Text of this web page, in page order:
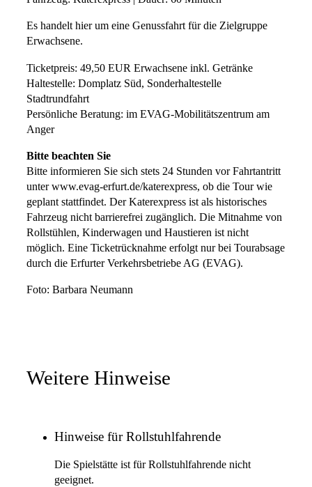
Es handelt hier um eine Genussfahrt für die Zielgruppe
Erwachsene.
Ticketpreis: 49,50 EUR Erwachsene inkl. Getränke
Haltestelle: Domplatz Süd, Sonderhaltestelle
Stadtrundfahrt
Persönliche Beratung: im EVAG-Mobilitätszentrum am
Anger
Bitte beachten Sie
Bitte informieren Sie sich stets 24 Stunden vor Fahrtantritt
unter www.evag-erfurt.de/katerexpress, ob die Tour wie
geplant stattfindet. Der Katerexpress ist als historisches
Fahrzeug nicht barrierefrei zugänglich. Die Mitnahme von
Rollstühlen, Kinderwagen und Haustieren ist nicht
möglich. Eine Ticketrücknahme erfolgt nur bei Tourabsage
durch die Erfurter Verkehrsbetriebe AG (EVAG).
Foto: Barbara Neumann
Weitere Hinweise
Hinweise für Rollstuhlfahrende
Die Spielstätte ist für Rollstuhlfahrende nicht
geeignet.